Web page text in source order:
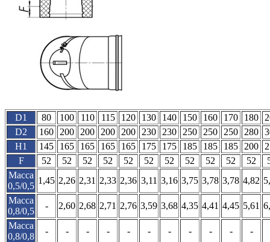
D1 80 100 110 115 120 130 140 150 160 170 180
D2
160 200 200 200 200 230 230 250 250 250 280
H1
145 165 165 165 165 175 175 185 185 185 200
F
52 52 52 52 52 52 52 52 52 52 52
Масса
0,5/0,5
1,45 2,26 2,31 2,33 2,36 3,11 3,16 3,75 3,78 3,78 4,82
Масса
0,8/0,5
- 2,60 2,68 2,71 2,76 3,59 3,68 4,35 4,41 4,45 5,61
Масса
0,8/0,8
- - - - - - - - - - -